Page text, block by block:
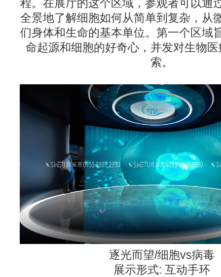
程。在展厅的这个区域，参观者可以通
全景地了解细胞如何从简单到复杂，从
们身体和生命的基本单位。第一个区域
命起源和细胞的好奇心，并发对生物
索。
逐光而望/细胞vs病毒
展示形式: 互动手环